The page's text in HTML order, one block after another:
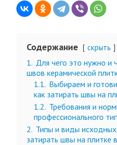
Содержание скрыть
1. Для чего это нужно и
швов керамической
1.1. Выбираем и
как затирать швы на
1.2. Требования и
профессионального
2. Типы и виды
затирать швы на плитке